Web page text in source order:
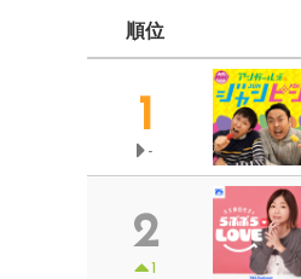
順位
-
1
1
2